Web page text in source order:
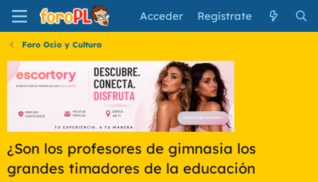
Acceder Regístrate
Foro Ocio y Cultura
¿Son los profesores de gimnasia los
grandes timadores de la educación